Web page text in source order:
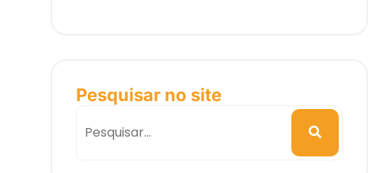
Pesquisar no site